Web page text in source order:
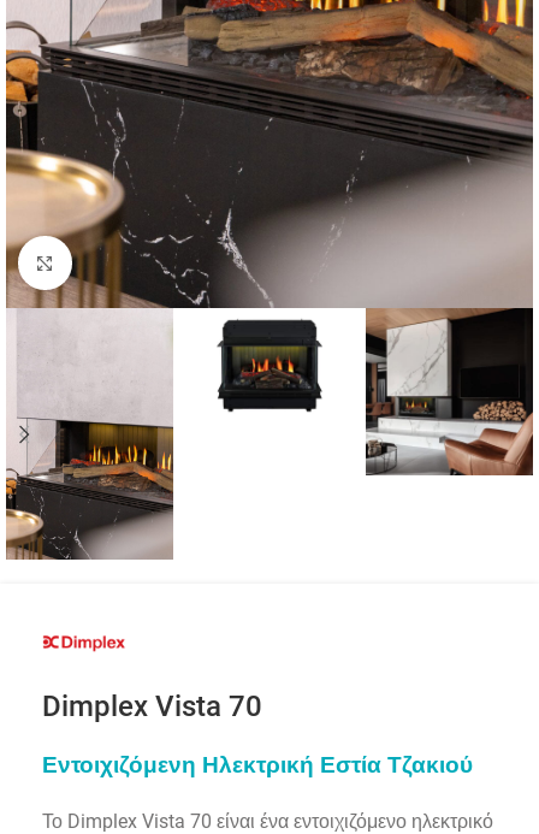
Click to enlarge
Dimplex Vista 70
Εντοιχιζόμενη Ηλεκτρική Εστία Τζακιού
Το Dimplex Vista 70 είναι ένα εντοιχιζόμενο ηλεκτρικό